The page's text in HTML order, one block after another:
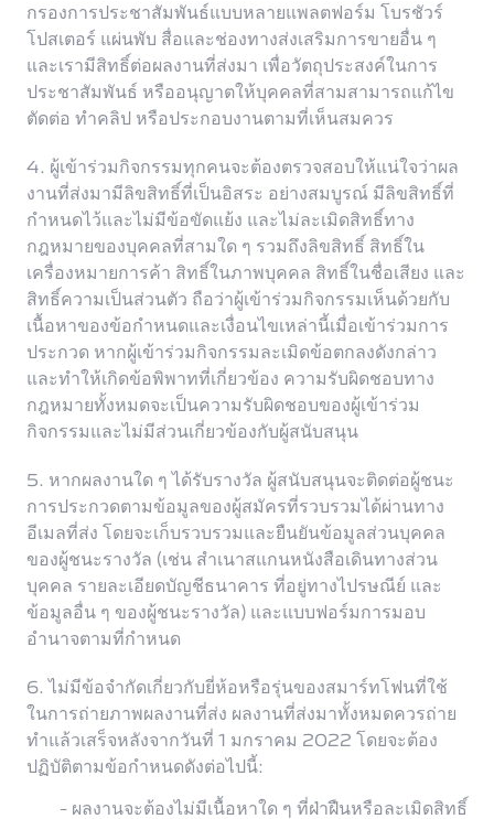
กรองการประชาสัมพันธ์แบบหลายแพลตฟอร์ม โบรชัวร์
โปสเตอร์ แผ่นพับ สื่อและช่องทางส่งเสริมการขายอื่น ๆ
และเรามีสิทธิ์ต่อผลงานที่ส่งมา เพื่อวัตถุประสงค์ในการ
ประชาสัมพันธ์ หรืออนุญาตให้บุคคลที่สามสามารถแก้ไข
ตัดต่อ ทำคลิป หรือประกอบงานตามที่เห็นสมควร
4. ผู้เข้าร่วมกิจกรรมทุกคนจะต้องตรวจสอบให้แน่ใจว่าผล
งานที่ส่งมามีลิขสิทธิ์ที่เป็นอิสระ อย่างสมบูรณ์ มีลิขสิทธิ์ที่
กำหนดไว้และไม่มีข้อขัดแย้ง และไม่ละเมิดสิทธิ์ทาง
กฎหมายของบุคคลที่สามใด ๆ รวมถึงลิขสิทธิ์ สิทธิ์ใน
เครื่องหมายการค้า สิทธิ์ในภาพบุคคล สิทธิ์ในชื่อเสียง และ
สิทธิ์ความเป็นส่วนตัว ถือว่าผู้เข้าร่วมกิจกรรมเห็นด้วยกับ
เนื้อหาของข้อกำหนดและเงื่อนไขเหล่านี้เมื่อเข้าร่วมการ
ประกวด หากผู้เข้าร่วมกิจกรรมละเมิดข้อตกลงดังกล่าว
และทำให้เกิดข้อพิพาทที่เกี่ยวข้อง ความรับผิดชอบทาง
กฎหมายทั้งหมดจะเป็นความรับผิดชอบของผู้เข้าร่วม
กิจกรรมและไม่มีส่วนเกี่ยวข้องกับผู้สนับสนุน
5. หากผลงานใด ๆ ได้รับรางวัล ผู้สนับสนุนจะติดต่อผู้ชนะ
การประกวดตามข้อมูลของผู้สมัครที่รวบรวมได้ผ่านทาง
อีเมลที่ส่ง โดยจะเก็บรวบรวมและยืนยันข้อมูลส่วนบุคคล
ของผู้ชนะรางวัล (เช่น สำเนาสแกนหนังสือเดินทางส่วน
บุคคล รายละเอียดบัญชีธนาคาร ที่อยู่ทางไปรษณีย์ และ
ข้อมูลอื่น ๆ ของผู้ชนะรางวัล) และแบบฟอร์มการมอบ
อำนาจตามที่กำหนด
6. ไม่มีข้อจำกัดเกี่ยวกับยี่ห้อหรือรุ่นของสมาร์ทโฟนที่ใช้
ในการถ่ายภาพผลงานที่ส่ง ผลงานที่ส่งมาทั้งหมดควรถ่าย
ทำแล้วเสร็จหลังจากวันที่ 1 มกราคม 2022 โดยจะต้อง
ปฏิบัติตามข้อกำหนดดังต่อไปนี้:
- ผลงานจะต้องไม่มีเนื้อหาใด ๆ ที่ฝ่าฝืนหรือละเมิดสิทธิ์